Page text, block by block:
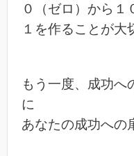
０（ゼロ）から１
１を作ることが大
もう一度、成功へ
に
あなたの成功への